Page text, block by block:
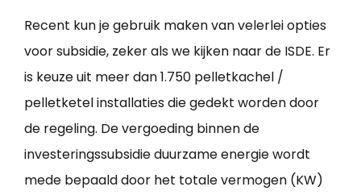
Recent kun je gebruik maken van velerlei opties
voor subsidie, zeker als we kijken naar de ISDE. Er
is keuze uit meer dan 1.750 pelletkachel /
pelletketel installaties die gedekt worden door
de regeling. De vergoeding binnen de
investeringssubsidie duurzame energie wordt
mede bepaald door het totale vermogen (KW)